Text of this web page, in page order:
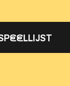
EELLIJST